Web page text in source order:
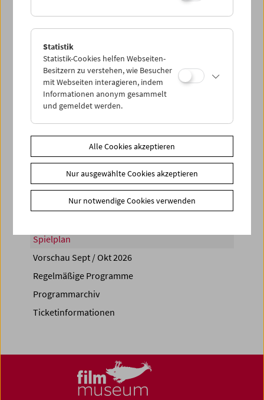
PROGRAMM ÜBERBLICK
Share on
Spielplan
Vorschau Sept / Okt 2026
Regelmäßige Programme
Programmarchiv
Ticketinformationen
Statistik
Statistik-Cookies helfen Webseiten-
Besitzern zu verstehen, wie Besucher
mit Webseiten interagieren, indem
Informationen anonym gesammelt
und gemeldet werden.
Alle Cookies akzeptieren
Nur ausgewählte Cookies akzeptieren
Nur notwendige Cookies verwenden